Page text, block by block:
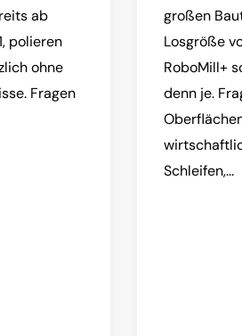
ab
polieren
ohne
Fragen
großen
Losgröße
RoboMill+
denn je.
Schleifen,...